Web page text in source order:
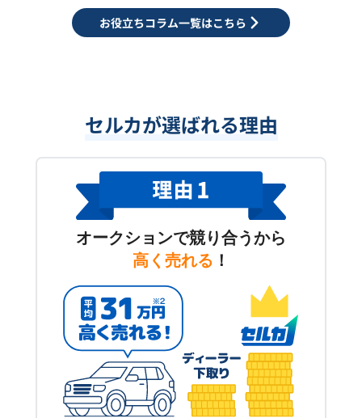
お役立ちコラム一覧はこちら
セルカが選ばれる理由
オークションで競り合うから
高く売れる ！